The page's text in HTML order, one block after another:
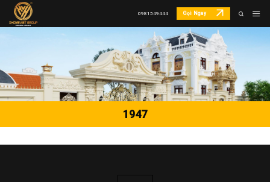
Skip
0981549444 Gọi Ngay
1947